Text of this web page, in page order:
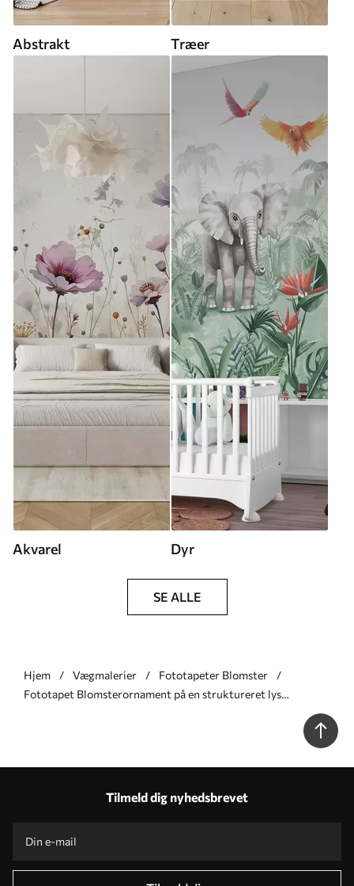
Abstrakt Træer
Akvarel Dyr
SE ALLE
Hjem Vægmalerier
Fototapeter Blomster
Fototapet Blomsterornament på en struktureret lys
Tilmeld dig nyhedsbrevet